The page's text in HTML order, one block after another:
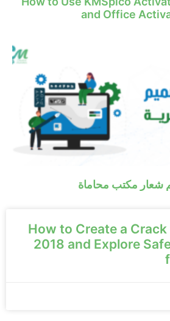
and Office
مكتب محاماة
How to Create a
2018 and Explore